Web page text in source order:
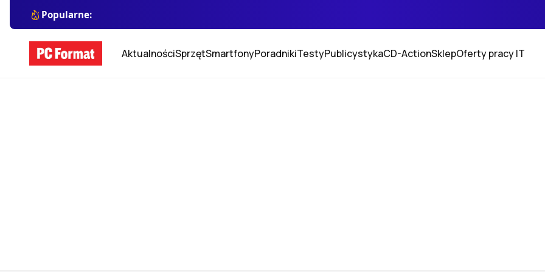
Popularne:
AktualnościSprzętSmartfonyPoradnikiTestyPublicystykaCD-ActionSklepOferty pracy IT